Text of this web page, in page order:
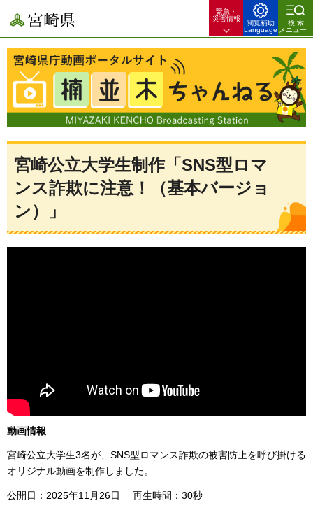
宮崎県
緊急・
災害情報
閲覧補助
Language
検索
メニュー
宮崎公立大学生制作「SNS型ロマ
ンス詐欺に注意！（基本バージョ
ン）」
動画情報
宮崎公立大学生3名が、SNS型ロマンス詐欺の被害防止を呼び掛ける
オリジナル動画を制作しました。
公開日：2025年11月26日 再生時間：30秒